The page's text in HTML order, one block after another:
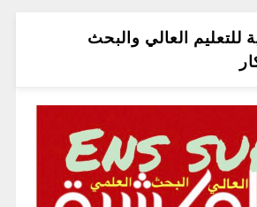
للتعليم العالي والبحث